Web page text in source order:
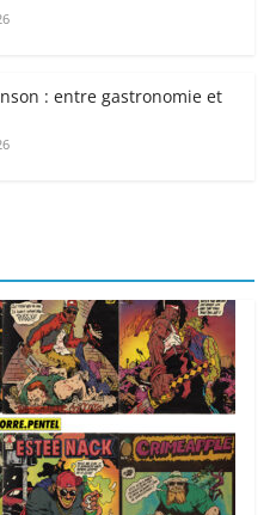
: entre gastronomie et